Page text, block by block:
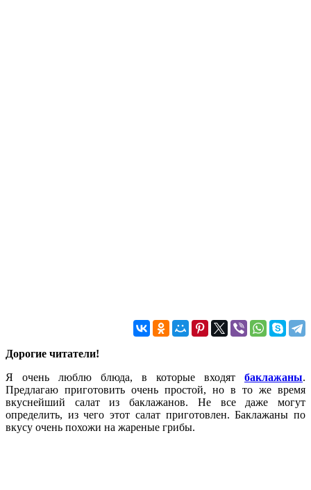
Дорогие читатели!
Я очень люблю блюда, в которые входят баклажаны.
Предлагаю приготовить очень простой, но в то же время
вкуснейший салат из баклажанов. Не все даже могут
определить, из чего этот салат приготовлен. Баклажаны по
вкусу очень похожи на жареные грибы.